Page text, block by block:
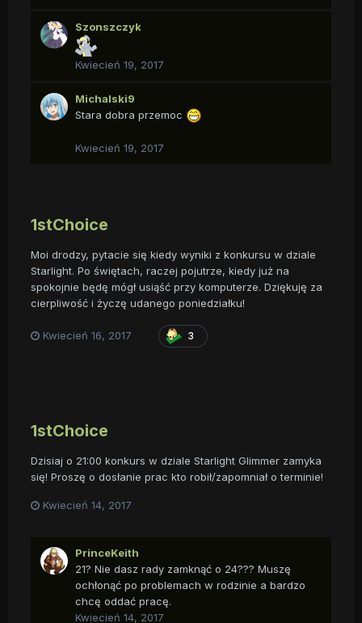
Szonszczyk
Kwiecień 19, 2017
Michalski9
Stara dobra przemoc
Kwiecień 19, 2017
1stChoice
Moi drodzy, pytacie się kiedy wyniki z konkursu w dziale
Starlight. Po świętach, raczej pojutrze, kiedy już na
spokojnie będę mógł usiąść przy komputerze. Dziękuję za
cierpliwość i życzę udanego poniedziałku!
Kwiecień 16, 2017 3
1stChoice
Dzisiaj o 21:00 konkurs w dziale Starlight Glimmer zamyka
się! Proszę o dosłanie prac kto robił/zapomniał o terminie!
Kwiecień 14, 2017
PrinceKeith
21? Nie dasz rady zamknąć o 24??? Muszę
ochłonąć po problemach w rodzinie a bardzo
chcę oddać pracę.
Kwiecień 14, 2017